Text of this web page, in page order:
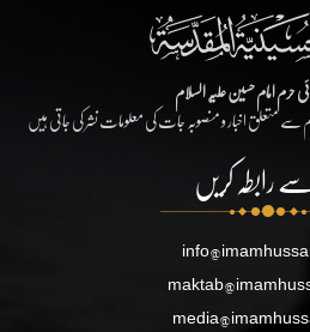
حرم امام حسین علیہ السلام
متعلق اخبار و منصوبہ جات کی معلومات نشر کی جاتی ہیں
رابطہ کریں